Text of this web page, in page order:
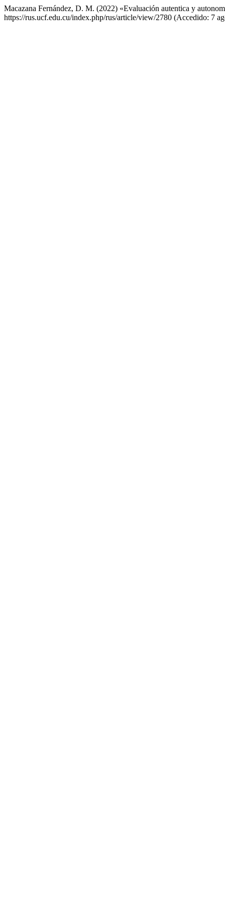
Macazana Fernández, D. M. (2022) «Evaluación autentica y
https://rus.ucf.edu.cu/index.php/rus/article/view/2780 (Accedido: 7